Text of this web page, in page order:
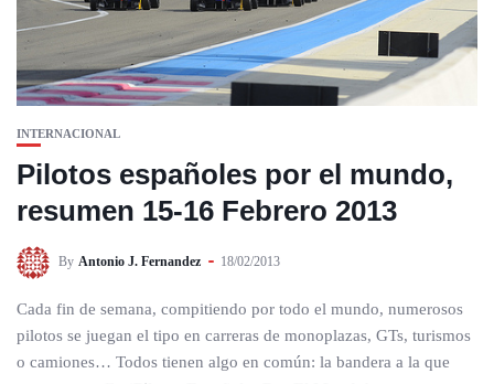
INTERNACIONAL
Pilotos españoles por el mundo,
resumen 15-16 Febrero 2013
By Antonio J. Fernandez 18/02/2013
Cada fin de semana, compitiendo por todo el mundo, numerosos
pilotos se juegan el tipo en carreras de monoplazas, GTs, turismos
o camiones… Todos tienen algo en común: la bandera a la que